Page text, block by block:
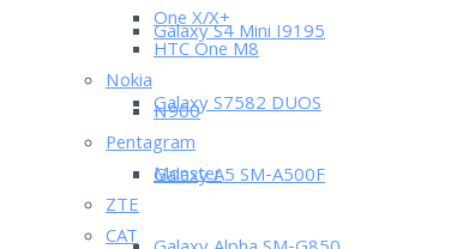
Galaxy S4 Mini I9195
Galaxy S7582 DUOS
Galaxy A5 SM-A500F
One X/X+
HTC One M8
Nokia
N900
Pentagram
Monster
ZTE
CAT